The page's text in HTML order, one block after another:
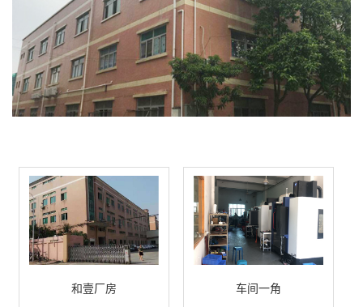
和壹厂房 车间一角